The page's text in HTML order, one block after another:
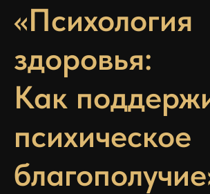
«Психология
здоровья:
Как
психическое